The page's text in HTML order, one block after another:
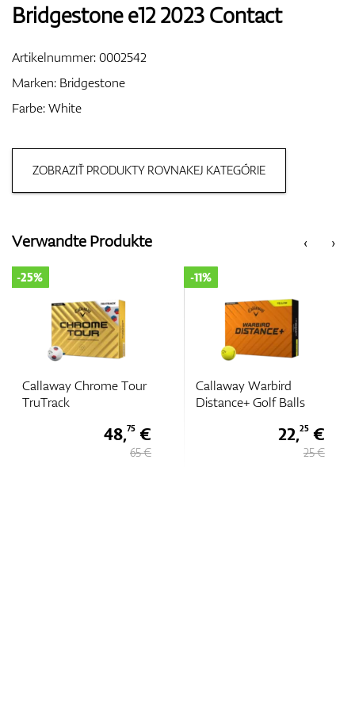
Bags
Bridgestone e12 2023 Contact
Artikelnummer:0002542
Marken: Bridgestone
Farbe: White
ZOBRAZIŤ PRODUKTY ROVNAKEJ KATEGÓRIE
‹
Verwandte Produkte ›
Callaway Chrome Tour
TruTrack
-25%
48,75€
65 €
Callaway Warbird
Distance+ Golf Balls
-11%
22,25€
25 €